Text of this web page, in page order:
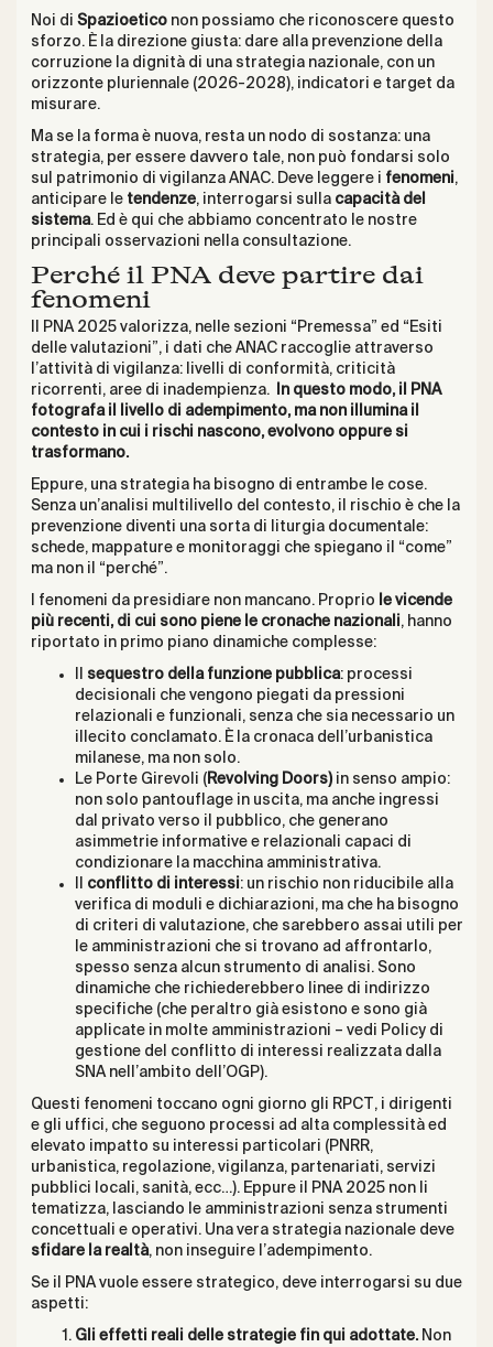
Noi di Spazioeticonon possiamo che riconoscere questo
sforzo. È la direzione giusta: dare alla prevenzione della
corruzione la dignità di una strategia nazionale, con un
orizzonte pluriennale (2026-2028), indicatori e target da
misurare.
Ma se la forma è nuova, resta un nodo di sostanza: una
strategia, per essere davvero tale, non può fondarsi solo
sul patrimonio di vigilanza ANAC. Deve leggere i fenomeni,
anticipare le tendenze, interrogarsi sulla capacità del
sistema. Ed è qui che abbiamo concentrato le nostre
principali osservazioni nella consultazione.
Perché il PNA deve partire dai
fenomeni
Il PNA 2025 valorizza, nelle sezioni “Premessa” ed “Esiti
delle valutazioni”, i dati che ANAC raccoglie attraverso
l’attività di vigilanza: livelli di conformità, criticità
ricorrenti, aree di inadempienza.
In questo modo, il PNA
fotografa il livello di adempimento, ma non illumina il
contesto in cui i rischi nascono, evolvono oppure si
trasformano.
Eppure, una strategia ha bisogno di entrambe le cose.
Senza un’analisi multilivello del contesto, il rischio è che la
prevenzione diventi una sorta di liturgia documentale:
schede, mappature e monitoraggi che spiegano il “come”
ma non il “perché”.
I fenomeni da presidiare non mancano. Proprio le vicende
più recenti, di cui sono piene le cronache nazionali, hanno
riportato in primo piano dinamiche complesse:
sequestro della funzione pubblica: processi
decisionali che vengono piegati da pressioni
relazionali e funzionali, senza che sia necessario un
illecito conclamato. È la cronaca dell’urbanistica
milanese, ma non solo.
Le Porte Girevoli (Revolving Doors)in senso ampio:
non solo pantouflage in uscita, ma anche ingressi
dal privato verso il pubblico, che generano
asimmetrie informative e relazionali capaci di
condizionare la macchina amministrativa.
conflitto di interessi: un rischio non riducibile alla
verifica di moduli e dichiarazioni, ma che ha bisogno
di criteri di valutazione, che sarebbero assai utili per
le amministrazioni che si trovano ad affrontarlo,
spesso senza alcun strumento di analisi. Sono
dinamiche che richiederebbero linee di indirizzo
specifiche (che peraltro già esistono e sono già
applicate in molte amministrazioni – vedi Policy di
gestione del conflitto di interessi realizzata dalla
SNA nell’ambito dell’OGP).
Questi fenomeni toccano ogni giorno gli RPCT, i dirigenti
e gli uffici, che seguono processi ad alta complessità ed
elevato impatto su interessi particolari (PNRR,
urbanistica, regolazione, vigilanza, partenariati, servizi
pubblici locali, sanità, ecc…). Eppure il PNA 2025 non li
tematizza, lasciando le amministrazioni senza strumenti
concettuali e operativi. Una vera strategia nazionale deve
sfidare la realtà, non inseguire l’adempimento.
Se il PNA vuole essere strategico, deve interrogarsi su due
aspetti:
Gli effetti reali delle strategie fin qui adottate.Non